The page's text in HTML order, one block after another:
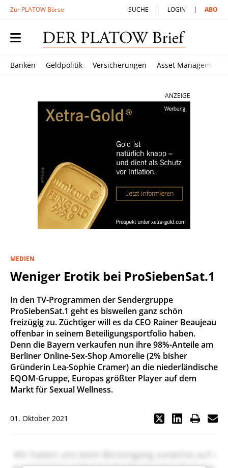
Zur PLATOW Börse SUCHE LOGIN ABO
Banken Geldpolitik Versicherungen Asset Management
ANZEIGE
MEDIEN
Weniger Erotik bei ProSiebenSat.1
In den TV-Programmen der Sendergruppe
ProSiebenSat.1 geht es bisweilen ganz schön
freizügig zu. Züchtiger will es da CEO Rainer Beaujeau
offenbar in seinem Beteiligungsportfolio haben.
Denn die Bayern verkaufen nun ihre 98%-Anteile am
Berliner Online-Sex-Shop Amorelie (2% bisher
Gründerin Lea-Sophie Cramer) an die niederländische
EQOM-Gruppe, Europas größter Player auf dem
Markt für Sexual Wellness.
01. Oktober 2021